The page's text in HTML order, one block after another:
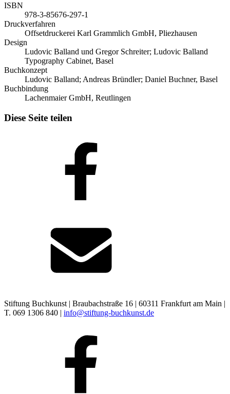
ISBN
978-3-85676-297-1
Druckverfahren
Offsetdruckerei Karl Grammlich GmbH, Pliezhausen
Design
Ludovic Balland und Gregor Schreiter; Ludovic Balland
Typography Cabinet, Basel
Buchkonzept
Ludovic Balland; Andreas Bründler; Daniel Buchner, Basel
Buchbindung
Lachenmaier GmbH, Reutlingen
Diese Seite teilen
Stiftung Buchkunst | Braubachstraße 16 | 60311 Frankfurt am Main |
T. 069 1306 840 | info@stiftung-buchkunst.de